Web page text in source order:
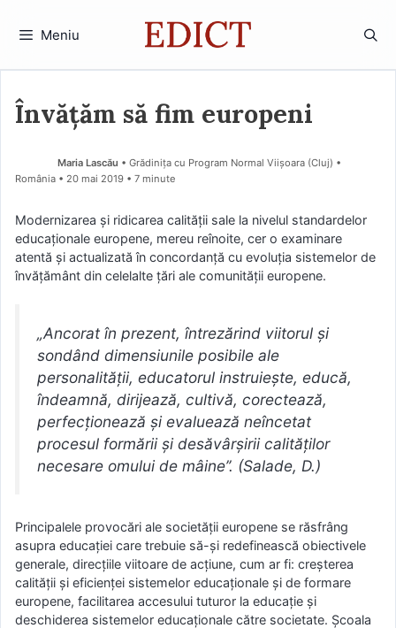
Meniu
Învățăm să fim europeni
Maria Lascău • Grădinița cu Program Normal Viișoara (Cluj) •
România
20 mai 2019 • 7 minute
Modernizarea şi ridicarea calităţii sale la nivelul standardelor
educaţionale europene, mereu reînoite, cer o examinare
atentă şi actualizată în concordanţă cu evoluţia sistemelor de
învăţământ din celelalte ţări ale comunităţii europene.
„Ancorat în prezent, întrezărind viitorul şi
sondând dimensiunile posibile ale
personalităţii, educatorul instruieşte, educă,
îndeamnă, dirijează, cultivă, corectează,
perfecţionează şi evaluează neîncetat
procesul formării şi desăvârşirii calităţilor
necesare omului de mâine’’. (Salade, D.)
Principalele provocări ale societăţii europene se răsfrâng
asupra educaţiei care trebuie să-şi redefinească obiectivele
generale, direcţiile viitoare de acţiune, cum ar fi: creşterea
calităţii şi eficienţei sistemelor educaţionale şi de formare
europene, facilitarea accesului tuturor la educaţie şi
deschiderea sistemelor educaţionale către societate. Şcoala